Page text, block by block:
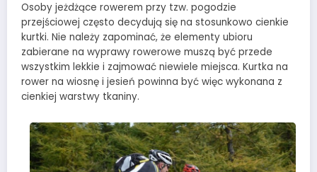
Osoby jeżdżące rowerem przy tzw. pogodzie
przejściowej często decydują się na stosunkowo cienkie
kurtki. Nie należy zapominać, że elementy ubioru
zabierane na wyprawy rowerowe muszą być przede
wszystkim lekkie i zajmować niewiele miejsca. Kurtka na
rower na wiosnę i jesień powinna być więc wykonana z
cienkiej warstwy tkaniny.